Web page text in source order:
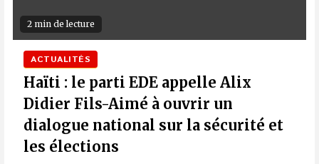
2 min de lecture
ACTUALITÉS
Haïti : le parti EDE appelle Alix
Didier Fils-Aimé à ouvrir un
dialogue national sur la sécurité et
les élections